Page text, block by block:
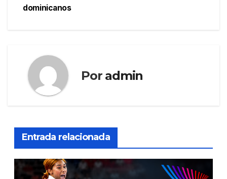
dominicanos
Por admin
Entrada relacionada